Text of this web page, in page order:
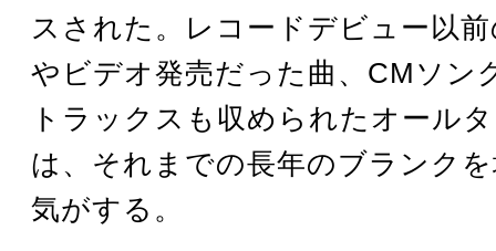
スされた。レコードデビュー以
やビデオ発売だった曲、CMソン
トラックスも収められたオール
は、それまでの長年のブランク
気がする。